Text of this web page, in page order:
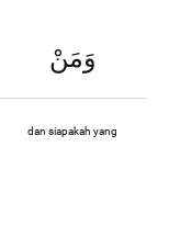
وَمَنْ
dan siapakah yang